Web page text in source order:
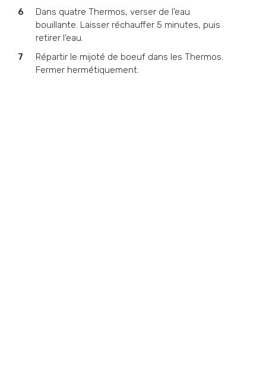
Dans quatre Thermos, verser de l’eau
bouillante. Laisser réchauffer 5 minutes, puis
retirer l’eau.
Répartir le mijoté de boeuf dans les Thermos.
Fermer hermétiquement.